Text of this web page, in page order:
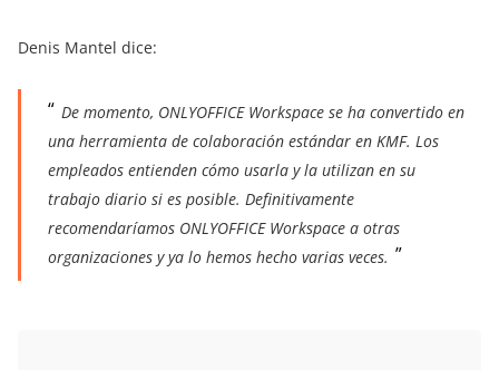
Denis Mantel dice:
De momento, ONLYOFFICE Workspace se ha convertido en
una herramienta de colaboración estándar en KMF. Los
empleados entienden cómo usarla y la utilizan en su
trabajo diario si es posible. Definitivamente
recomendaríamos ONLYOFFICE Workspace a otras
organizaciones y ya lo hemos hecho varias veces.